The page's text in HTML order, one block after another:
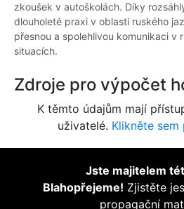
zkoušek v autoškolách. Díky
dlouholeté praxi v oblasti ruského
přesnou a spolehlivou komunikaci v
situacích.
Zdroje pro výpočet
K těmto údajům mají
uživatelé. Klikněte sem
Jste majitelem
Blahopřejeme! Zjistěte
propagační